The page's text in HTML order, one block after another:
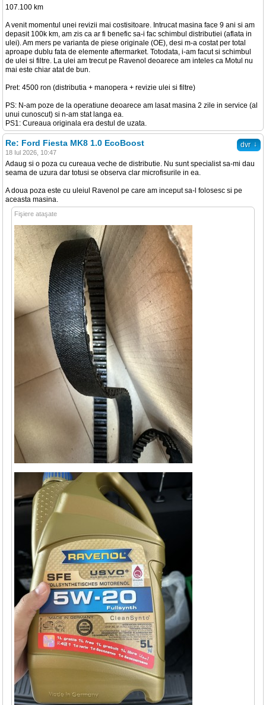
107.100 km
A venit momentul unei revizii mai costisitoare. Intrucat masina face 9 ani si am
depasit 100k km, am zis ca ar fi benefic sa-i fac schimbul distributiei (aflata in
ulei). Am mers pe varianta de piese originale (OE), desi m-a costat per total
aproape dublu fata de elemente aftermarket. Totodata, i-am facut si schimbul
de ulei si filtre. La ulei am trecut pe Ravenol deoarece am inteles ca Motul nu
mai este chiar atat de bun.
Pret: 4500 ron (distributia + manopera + revizie ulei si filtre)
PS: N-am poze de la operatiune deoarece am lasat masina 2 zile in service (al
unui cunoscut) si n-am stat langa ea.
PS1: Cureaua originala era destul de uzata.
dvr ↓
Re: Ford Fiesta MK8 1.0 EcoBoost
18 Iul 2026, 10:47
Adaug si o poza cu cureaua veche de distributie. Nu sunt specialist sa-mi dau
seama de uzura dar totusi se observa clar microfisurile in ea.
A doua poza este cu uleiul Ravenol pe care am inceput sa-l folosesc si pe
aceasta masina.
Fişiere ataşate